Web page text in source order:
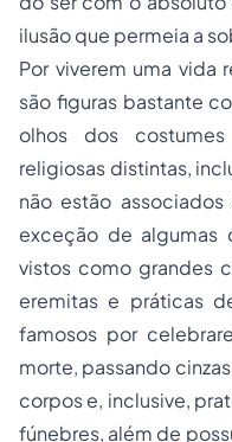
ilusão que permeia a
Por viverem uma vida
são figuras bastante
olhos dos
religiosas distintas,
não estão
exceção de algumas
vistos como grandes
eremitas e práticas
famosos por
morte, passando
corpos e, inclusive,
fúnebres, além de